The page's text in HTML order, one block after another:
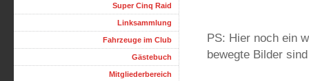
PS: Hier noch ein
bewegte Bilder
Super Cinq Raid
Linksammlung
Fahrzeuge im Club
Gästebuch
Mitgliederbereich